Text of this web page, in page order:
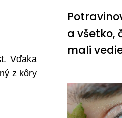
Vďaka
z kôry
a všetko,
mali